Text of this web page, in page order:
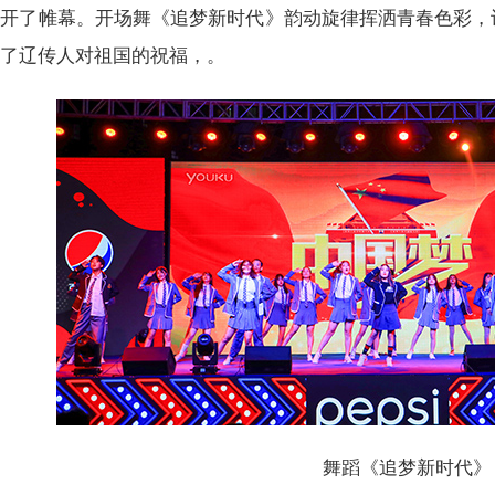
了帷幕。开场舞《追梦新时代》韵动旋律挥洒青春色彩
辽传人对祖国的祝福，。
舞蹈《追梦新时代》